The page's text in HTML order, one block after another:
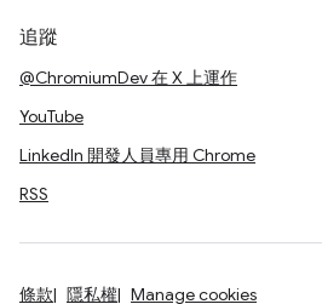
追蹤
@ChromiumDev 在 X 上運作
YouTube
LinkedIn 開發人員專用 Chrome
RSS
條款 隱私權 Manage cookies